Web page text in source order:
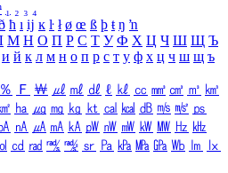
₁ ₂ ₃ ₄
ħ ı ĳ ĸ ŀ ł ø œ ß þ ŧ ŋ ŉ
М Н О П Р С Т У Ф Х Ц Ч Ш Щ Ъ
и й к л м н о п р с т у ф х ц ч ш щ ъ
％ Ｆ ￦ ㎕ ㎖ ㎗ ℓ ㎘ ㏄ ㎣ ㎤ ㎥ ㎦
㏊ ㎍ ㎎ ㎏ ㏏ ㎈ ㎉ ㏈ ㎧ ㎨ ㎰
㎁ ㎂ ㎃ ㎄ ㎺ ㎻ ㎽ ㎾ ㎿ ㎐ ㎑
㏅ ㎭ ㎮ ㎯ ㏛ ㎩ ㎪ ㎫ ㎬ ㏝ ㏐
㏓